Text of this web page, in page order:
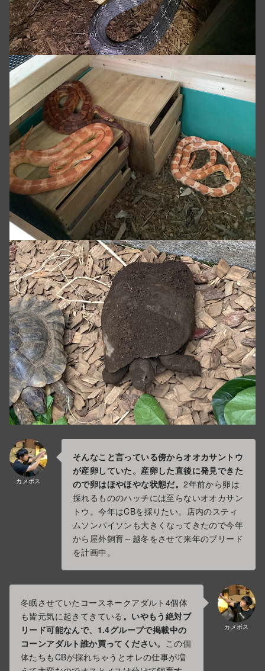
カメボス
そんなこと言っている傍からオオカサントウ
が産卵していた。産卵した直後に発見できた
ので卵はほやほやな状態だ。2年前から卵は
採れるもののハッチには至らないオオカサン
トウ。今年はCBを採りたい。店内のスティ
ムソンパイソンも大きくなってきたので今年
から屋外飼育～越冬をさせて来年のブリード
を計画中。
カメボス
冬眠させていたコースネークアダルト4個体
も皆元気に起きてきている 。いやもう絶対ブ
リード可能なんで、1.4グループで掲載中の
コーンアダルト誰か買ってください。 この個
体たちもCBが採れちゃうとオレの仕事が増